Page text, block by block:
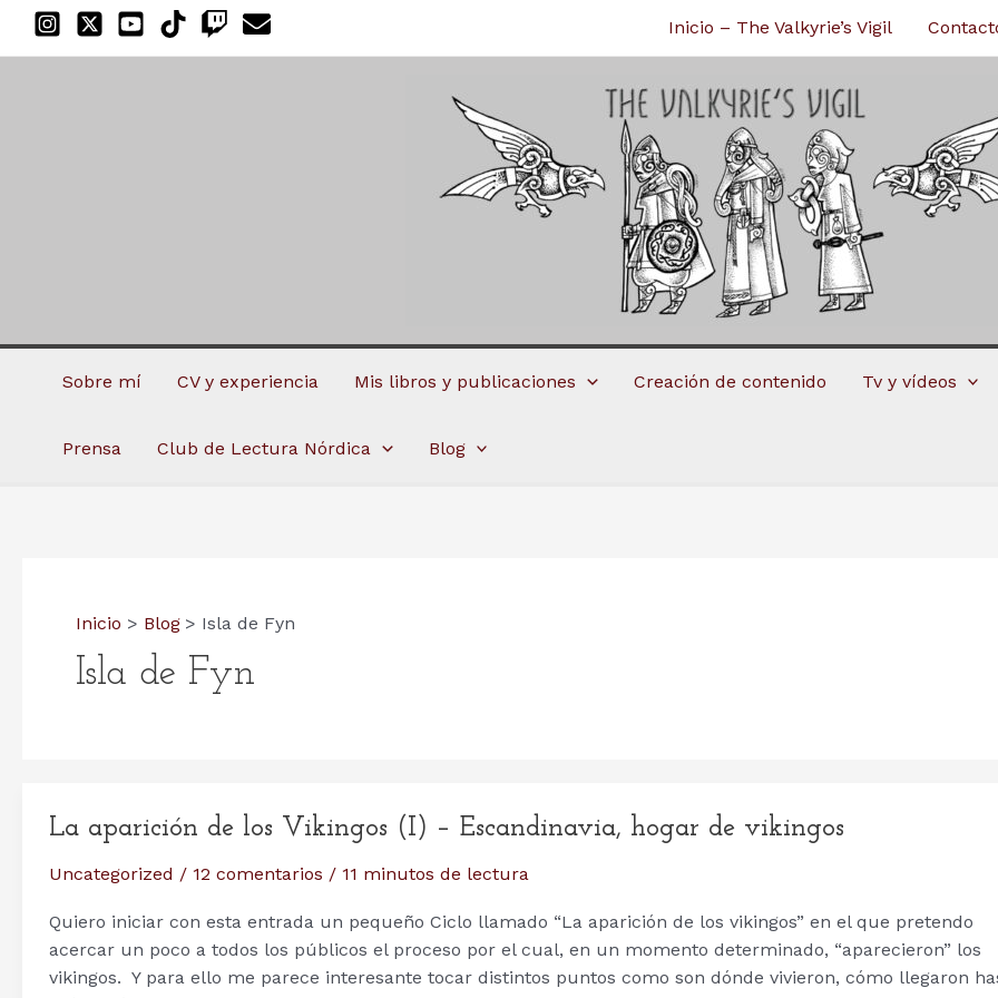
Inicio – The Valkyrie’s Vigil
Sobre mí CV y experiencia Mis libros y publicaciones Creación de contenido Tv y vídeos
Prensa Club de Lectura Nórdica Blog
Inicio Blog Isla de Fyn
Isla de Fyn
La aparición de los Vikingos (I) – Escandinavia, hogar de vikingos
Uncategorized / 12 comentarios / 11 minutos de lectura
Quiero iniciar con esta entrada un pequeño Ciclo llamado “La aparición de los vikingos” en el que pretendo
acercar un poco a todos los públicos el proceso por el cual, en un momento determinado, “aparecieron” los
vikingos. Y para ello me parece interesante tocar distintos puntos como son dónde vivieron, cómo llegaron